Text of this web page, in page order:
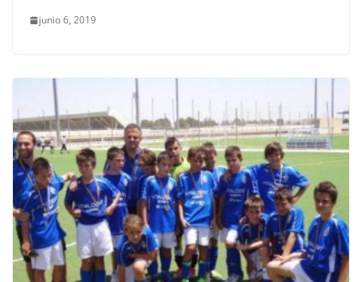
junio 6, 2019